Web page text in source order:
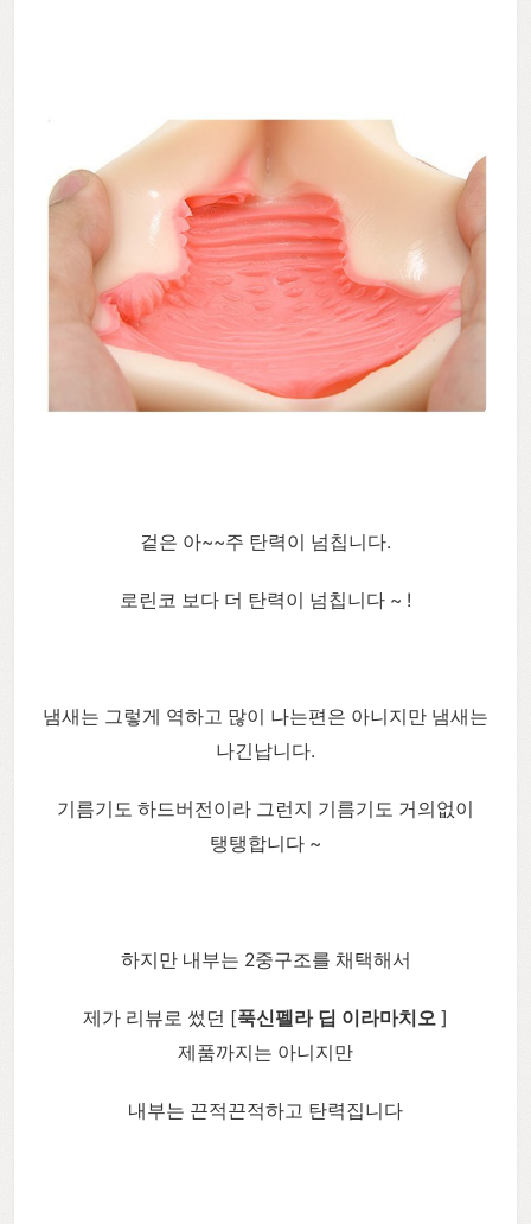
겉은 아~~주 탄력이 넘칩니다.
로린코 보다 더 탄력이 넘칩니다 ~ !
냄새는 그렇게 역하고 많이 나는편은 아니지만 냄새는
나긴납니다.
기름기도 하드버전이라 그런지 기름기도 거의없이
탱탱합니다 ~
하지만 내부는 2중구조를 채택해서
제가 리뷰로 썼던 [푹신펠라 딥 이라마치오 ]
제품까지는 아니지만
내부는 끈적끈적하고 탄력집니다